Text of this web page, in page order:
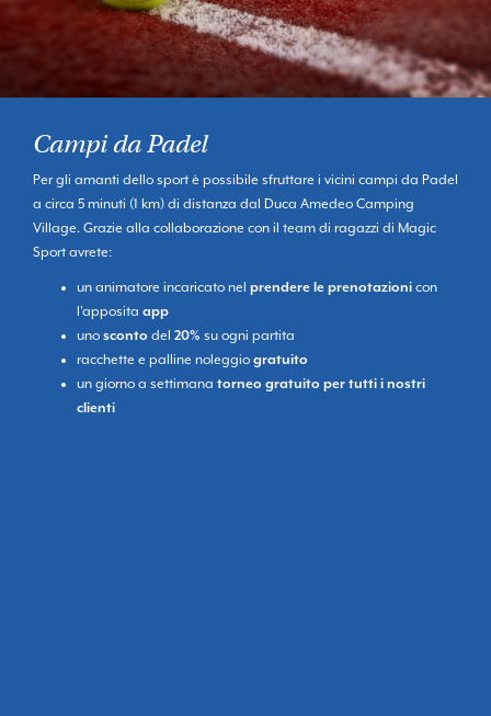
Campi da Padel
Per gli amanti dello sport è possibile sfruttare i vicini campi da Padel
a circa 5 minuti (1 km) di distanza dal Duca Amedeo Camping
Village. Grazie alla collaborazione con il team di ragazzi di Magic
Sport avrete:
un animatore incaricato nel prendere le prenotazioni con
l'apposita app
uno sconto del 20% su ogni partita
racchette e palline noleggio gratuito
un giorno a settimana torneo gratuito per tutti i nostri
clienti